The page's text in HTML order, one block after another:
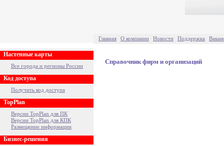
Главная О компании Новости Поддержка
Настенные карты
Все города и регионы России
Код доступа
Получить код доступа
TopPlan
Версии TopPlan для ПК
Версии TopPlan для КПК
Размещение информации
Бизнес-решения
Справочник фирм и организаций